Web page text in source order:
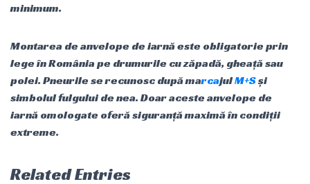
minimum.
Montarea de anvelope de iarnă este obligatorie prin
lege în România pe drumurile cu zăpadă, gheață sau
polei. Pneurile se recunosc după marcajulM+Sși
simbolul fulgului de nea. Doar aceste anvelope de
iarnă omologate oferă siguranță maximă în condiții
extreme.
Related Entries